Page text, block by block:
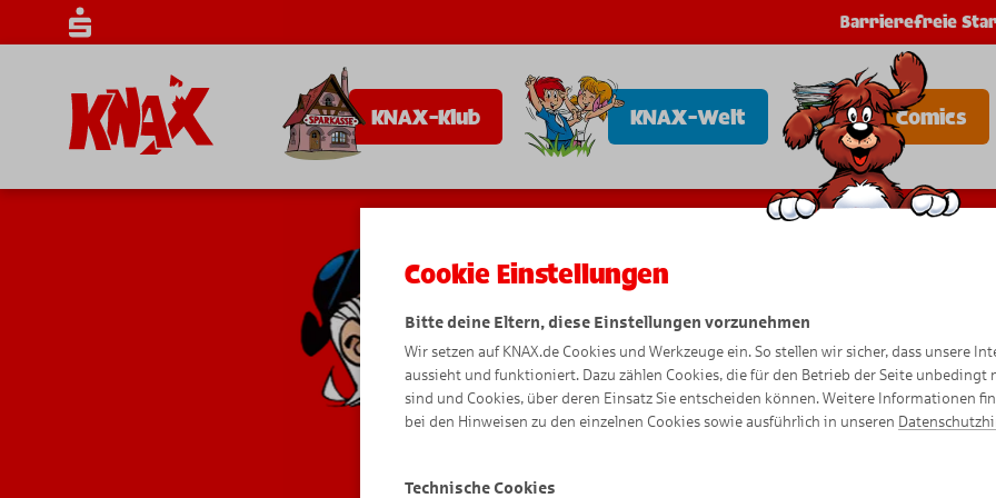
Barrierefreie
KNAX-Klub KNAX-Welt Comics
Cookie Einstellungen
Bitte deine Eltern, diese Einstellungen vorzunehmen
Wir setzen auf KNAX.de Cookies und Werkzeuge ein. So stellen wir sicher, dass unsere
aussieht und funktioniert. Dazu zählen Cookies, die für den Betrieb der Seite unbedingt
sind und Cookies, über deren Einsatz Sie entscheiden können. Weitere Informationen
bei den Hinweisen zu den einzelnen Cookies sowie ausführlich in unseren
Technische Cookies